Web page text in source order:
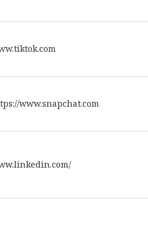
www.snapchat.com